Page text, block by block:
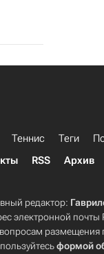
Теннис Теги
RSS Архив
редактор:
электронной почты
размещения
формой